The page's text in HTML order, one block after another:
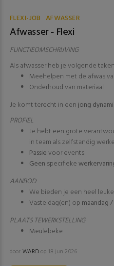
FLEXI-JOB AFWASSER
Afwasser - Flexi
FUNCTIEOMSCHRIJVING
Als afwasser heb je volgende taken
Meehelpen met de afwas
Onderhoud van materiaal
Je komt terecht in eenjong
PROFIEL
Je hebt een grote
in team als zelfstandig
Passievoor events
Geen specifieke
AANBOD
We bieden je een heel
Vaste dag(en) op maandag
PLAATS TEWERKSTELLING
Meulebeke
door WARDop 18 jun 2026